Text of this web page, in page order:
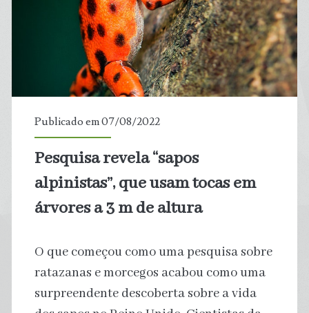
Publicado em 07/08/2022
Pesquisa revela “sapos
alpinistas”, que usam tocas em
árvores a 3 m de altura
O que começou como uma pesquisa sobre
ratazanas e morcegos acabou como uma
surpreendente descoberta sobre a vida